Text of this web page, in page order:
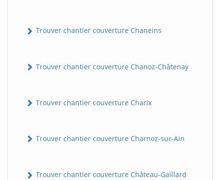
Trouver chantier couverture Chaneins
Trouver chantier couverture Chanoz-Châtenay
Trouver chantier couverture Charix
Trouver chantier couverture Charnoz-sur-Ain
Trouver chantier couverture Château-Gaillard